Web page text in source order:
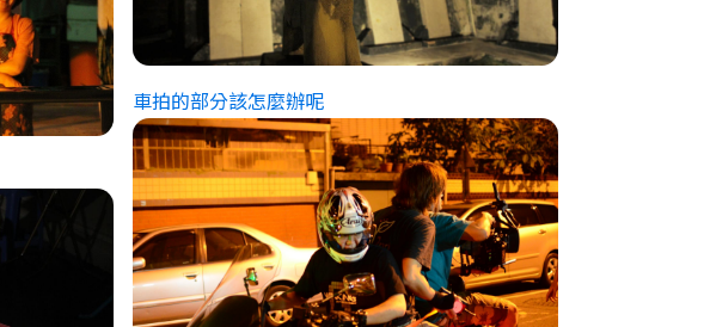
車拍的部分該怎麼辦呢